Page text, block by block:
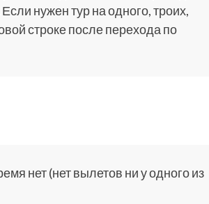
нужен тур на одного, троих,
строке после перехода по
нет (нет вылетов ни у одного из